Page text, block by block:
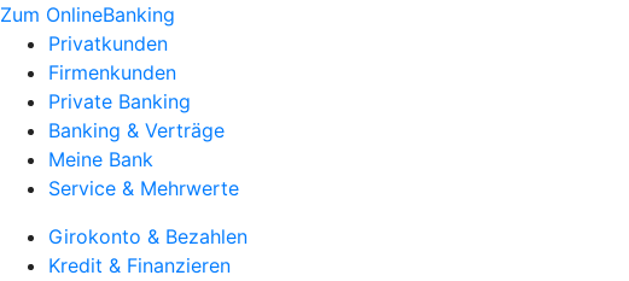
Zum OnlineBanking
Privatkunden
Firmenkunden
Private Banking
Banking & Verträge
Meine Bank
Service & Mehrwerte
Girokonto & Bezahlen
Kredit & Finanzieren